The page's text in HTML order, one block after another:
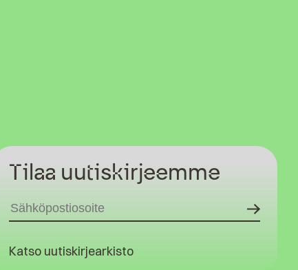
Tilaa uutiskirjeemme
Katso uutiskirjearkisto